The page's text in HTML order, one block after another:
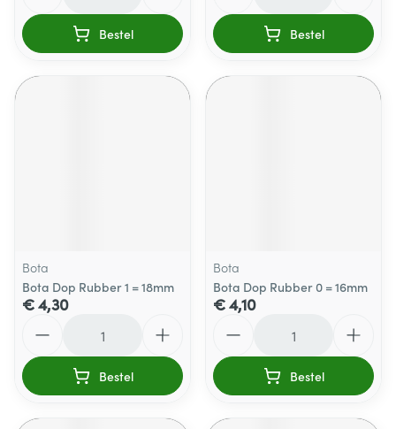
Bestel Bestel
Bota
Bota Dop Rubber 1 = 18mm
€ 4,30
Bestel
Bota
Bota Dop Rubber 0 = 16mm
€ 4,10
Bestel